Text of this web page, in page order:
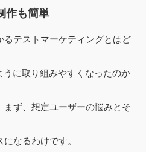
作も簡単
るテストマーケティングとはど
に取り組みやすくなったのか
ず、想定ユーザーの悩みとそ
なるわけです。